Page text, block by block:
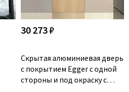
30 273 ₽
Скрытая алюминиевая дверь
с покрытием Egger c одной
стороны и под окраску с